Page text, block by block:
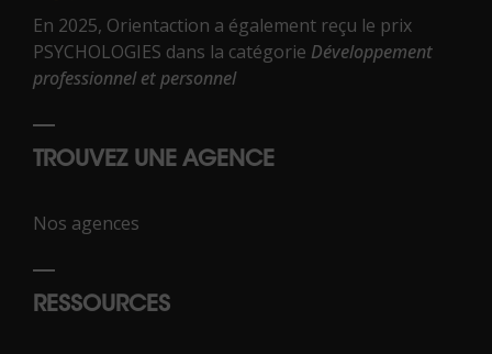
En 2025, Orientaction a également reçu le prix
PSYCHOLOGIES dans la catégorie Développement
professionnel et personnel
TROUVEZ UNE AGENCE
Nos agences
RESSOURCES